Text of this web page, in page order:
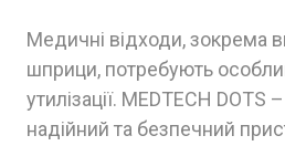
Медичні відходи, зокрема
шприци, потребують
утилізації. MEDTECH
надійний та безпечний